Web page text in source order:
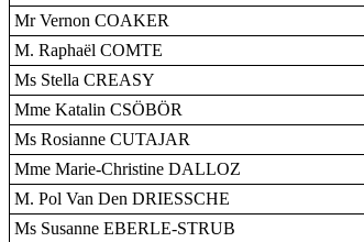
Mr Vernon COAKER
M. Raphaël COMTE
Ms Stella CREASY
Mme Katalin CSÖBÖR
Ms Rosianne CUTAJAR
Mme Marie-Christine DALLOZ
M. Pol Van Den DRIESSCHE
Ms Susanne EBERLE-STRUB